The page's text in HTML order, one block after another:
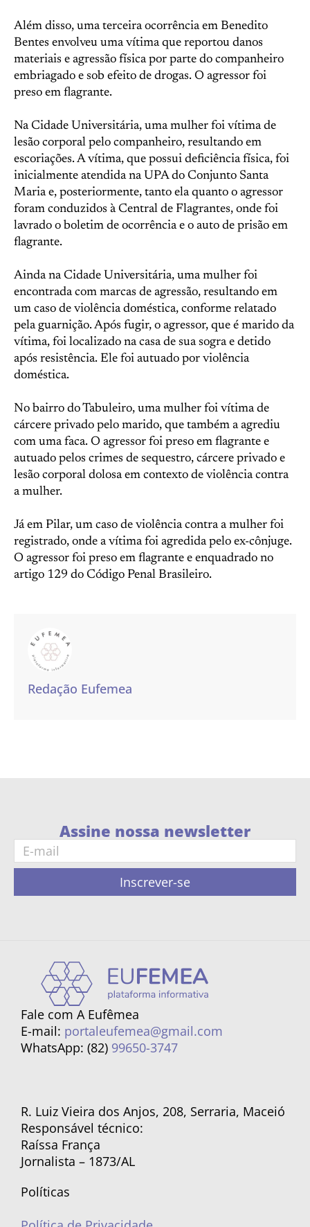
Além disso, uma terceira ocorrência em Benedito
Bentes envolveu uma vítima que reportou danos
materiais e agressão física por parte do companheiro
embriagado e sob efeito de drogas. O agressor foi
preso em flagrante.
Na Cidade Universitária, uma mulher foi vítima de
lesão corporal pelo companheiro, resultando em
escoriações. A vítima, que possui deficiência física, foi
inicialmente atendida na UPA do Conjunto Santa
Maria e, posteriormente, tanto ela quanto o agressor
foram conduzidos à Central de Flagrantes, onde foi
lavrado o boletim de ocorrência e o auto de prisão em
flagrante.
Ainda na Cidade Universitária, uma mulher foi
encontrada com marcas de agressão, resultando em
um caso de violência doméstica, conforme relatado
pela guarnição. Após fugir, o agressor, que é marido da
vítima, foi localizado na casa de sua sogra e detido
após resistência. Ele foi autuado por violência
doméstica.
No bairro do Tabuleiro, uma mulher foi vítima de
cárcere privado pelo marido, que também a agrediu
com uma faca. O agressor foi preso em flagrante e
autuado pelos crimes de sequestro, cárcere privado e
lesão corporal dolosa em contexto de violência contra
a mulher.
Já em Pilar, um caso de violência contra a mulher foi
registrado, onde a vítima foi agredida pelo ex-cônjuge.
O agressor foi preso em flagrante e enquadrado no
artigo 129 do Código Penal Brasileiro.
Redação Eufemea
Assine nossa newsletter
Inscrever-se
Fale com A Eufêmea
E-mail: portaleufemea@gmail.com
WhatsApp: (82) 99650-3747
R. Luiz Vieira dos Anjos, 208, Serraria, Maceió
Responsável técnico:
Raíssa França
Jornalista – 1873/AL
Políticas